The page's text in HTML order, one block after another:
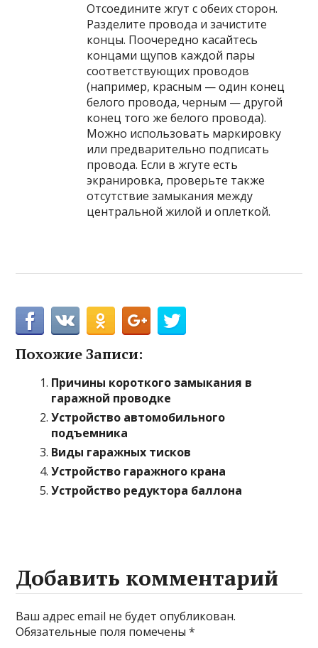
Отсоедините жгут с обеих сторон.
Разделите провода и зачистите
концы. Поочередно касайтесь
концами щупов каждой пары
соответствующих проводов
(например, красным — один конец
белого провода, черным — другой
конец того же белого провода).
Можно использовать маркировку
или предварительно подписать
провода. Если в жгуте есть
экранировка, проверьте также
отсутствие замыкания между
центральной жилой и оплеткой.
Похожие Записи:
Причины короткого замыкания в
гаражной проводке
Устройство автомобильного
подъемника
Виды гаражных тисков
Устройство гаражного крана
Устройство редуктора баллона
Добавить комментарий
Ваш адрес email не будет опубликован.
Обязательные поля помечены*